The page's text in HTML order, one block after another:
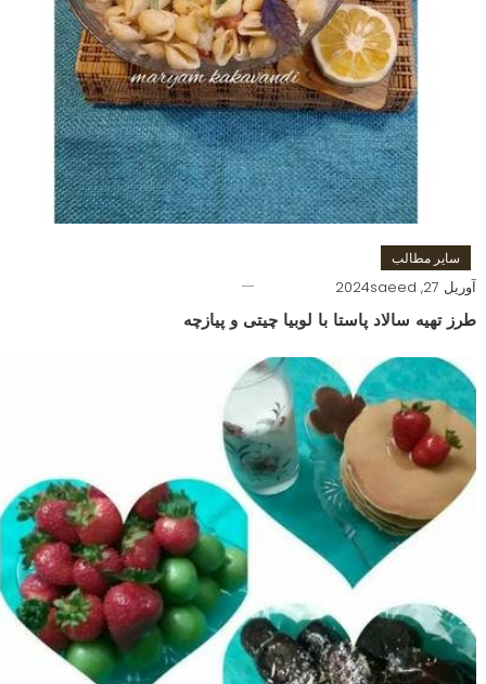
سایر مطالب
آوریل 27, 2024 saeed
طرز تهیه سالاد پاستا با لوبیا چیتی و پیازچه